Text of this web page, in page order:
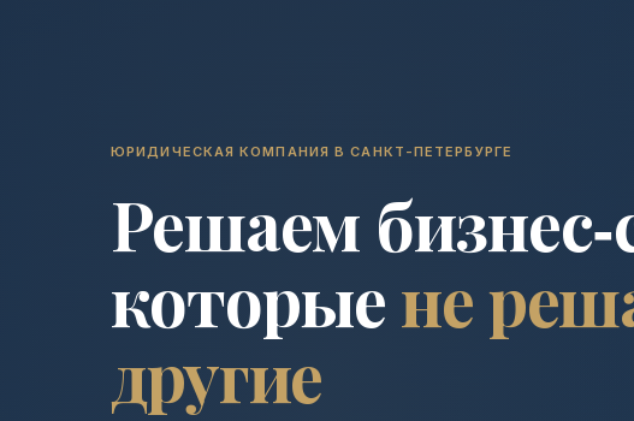
ЮРИДИЧЕСКАЯ КОМПАНИЯ В САНКТ-ПЕТЕРБУРГЕ
Решаем
которыене
другие